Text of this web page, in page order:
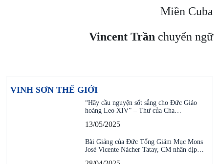
Miền Cuba
Vincent Trần chuyển ngữ
VINH SƠN THẾ GIỚI
“Hãy cầu nguyện sốt sắng cho Đức Giáo
hoàng Leo XIV” – Thư của Cha…
13/05/2025
Bài Giảng của Đức Tổng Giám Mục Mons
José Vicente Nácher Tatay, CM nhân dịp…